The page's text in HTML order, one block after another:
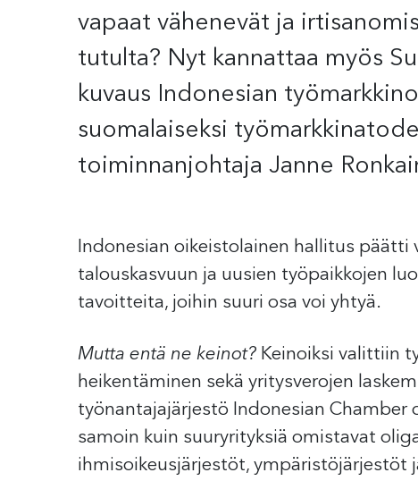
vapaat vähenevät ja
tutulta? Nyt kannattaa myös
kuvaus Indonesian
suomalaiseksi
toiminnanjohtaja Janne
Indonesian oikeistolainen hallitus päätti
talouskasvuun ja uusien työpaikkojen
tavoitteita, joihin suuri osa voi yhtyä.
Mutta entä ne keinot? Keinoiksi valittiin
heikentäminen sekä yritysverojen
työnantajajärjestö Indonesian
samoin kuin suuryrityksiä omistavat
ihmisoikeusjärjestöt, ympäristöjärjestöt